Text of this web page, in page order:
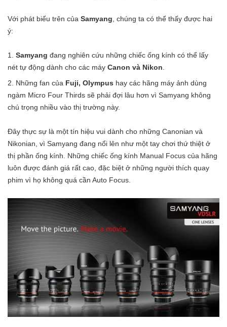
Với phát biểu trên của Samyang, chúng ta có thể thấy được hai
ý:
Samyang đang nghiên cứu những chiếc ống kính có thể lấy
nét tự động dành cho các máy Canon và Nikon.
Những fan của Fuji, Olympus hay các hãng máy ảnh dùng
ngàm Micro Four Thirds sẽ phải đợi lâu hơn vì Samyang không
chú trọng nhiều vào thị trường này.
Đây thực sự là một tín hiệu vui dành cho những Canonian và
Nikonian, vì Samyang đang nổi lên như một tay chơi thứ thiệt ở
thị phần ống kính. Những chiếc ống kính Manual Focus của hãng
luôn được đánh giá rất cao, đặc biệt ở những người thích quay
phim vì họ không quá cần Auto Focus.